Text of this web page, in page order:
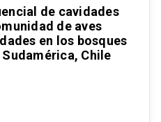
de cavidades
de aves
en los bosques
Chile